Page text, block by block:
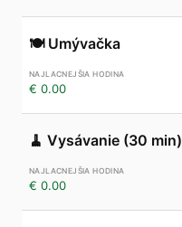
🍽️ Umývačka
€ 0.00
🧹 Vysávanie (30 min)
€ 0.00